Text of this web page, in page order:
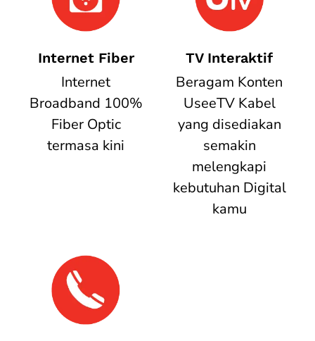
Internet Fiber
Internet
Broadband 100%
Fiber Optic
termasa kini
TV Interaktif
Beragam Konten
UseeTV Kabel
yang disediakan
semakin
melengkapi
kebutuhan Digital
kamu